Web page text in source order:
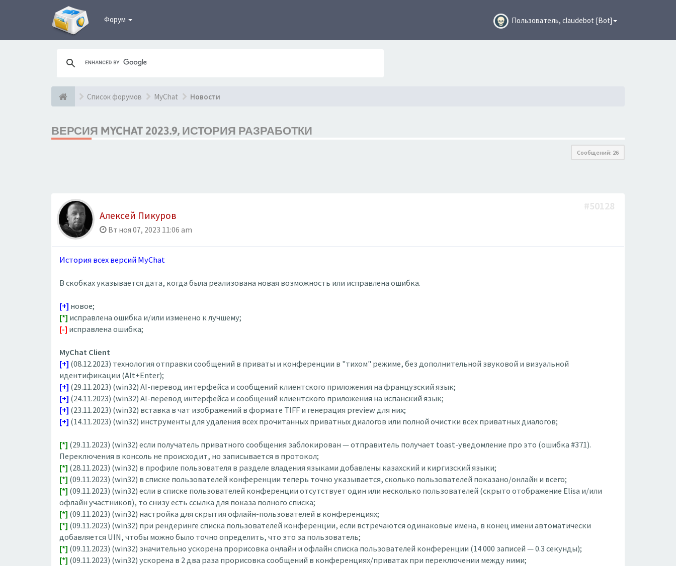
Форум Пользователь, claudebot [Bot]
Список форумов MyChat Новости
ВЕРСИЯ MYCHAT 2023.9, ИСТОРИЯ РАЗРАБОТКИ
Сообщений: 26
Алексей Пикуров
Вт ноя 07, 2023 11:06 am
#50128
История всех версий MyChat
В скобках указывается дата, когда была реализована новая возможность или исправлена ошибка.
[+] новое;
[*] исправлена ошибка и/или изменено к лучшему;
[-] исправлена ошибка;
MyChat Client
[+] (08.12.2023) технология отправки сообщений в приваты и конференции в "тихом" режиме, без дополнительной звуковой и визуальной
идентификации (Alt+Enter);
[+] (29.11.2023) (win32) AI-перевод интерфейса и сообщений клиентского приложения на французский язык;
[+] (24.11.2023) (win32) AI-перевод интерфейса и сообщений клиентского приложения на испанский язык;
[+] (23.11.2023) (win32) вставка в чат изображений в формате TIFF и генерация preview для них;
[+] (14.11.2023) (win32) инструменты для удаления всех прочитанных приватных диалогов или полной очистки всех приватных диалогов;
[*] (29.11.2023) (win32) если получатель приватного сообщения заблокирован — отправитель получает toast-уведомление про это (ошибка #371).
Переключения в консоль не происходит, но записывается в протокол;
[*] (28.11.2023) (win32) в профиле пользователя в разделе владения языками добавлены казахский и киргизский языки;
[*] (09.11.2023) (win32) в списке пользователей конференции теперь точно указывается, сколько пользователей показано/онлайн и всего;
[*] (09.11.2023) (win32) если в списке пользователей конференции отсутствует один или несколько пользователей (скрыто отображение Elisa и/или
офлайн участников), то снизу есть ссылка для показа полного списка;
[*] (09.11.2023) (win32) настройка для скрытия офлайн-пользователей в конференциях;
[*] (09.11.2023) (win32) при рендеринге списка пользователей конференции, если встречаются одинаковые имена, в конец имени автоматически
добавляется UIN, чтобы можно было точно определить, что это за пользователь;
[*] (09.11.2023) (win32) значительно ускорена прорисовка онлайн и офлайн списка пользователей конференции (14 000 записей — 0.3 секунды);
[*] (09.11.2023) (win32) ускорена в 2 два раза прорисовка сообщений в конференциях/приватах при переключении между ними;